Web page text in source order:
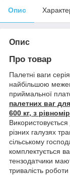
Опис
Опис
Про товар
Палетні ваги
найбільшою
приймальної
палетних ваг
600 кг, з
різних галузях
сільському
комплектується
тензодатчики
тривалість